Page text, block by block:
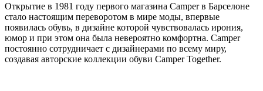
Открытие в 1981 году первого магазина Camper в Барселоне
стало настоящим переворотом в мире моды, впервые
появилась обувь, в дизайне которой чувствовалась ирония,
юмор и при этом она была невероятно комфортна. Camper
постоянно сотрудничает с дизайнерами по всему миру,
создавая авторские коллекции обуви Camper Together.